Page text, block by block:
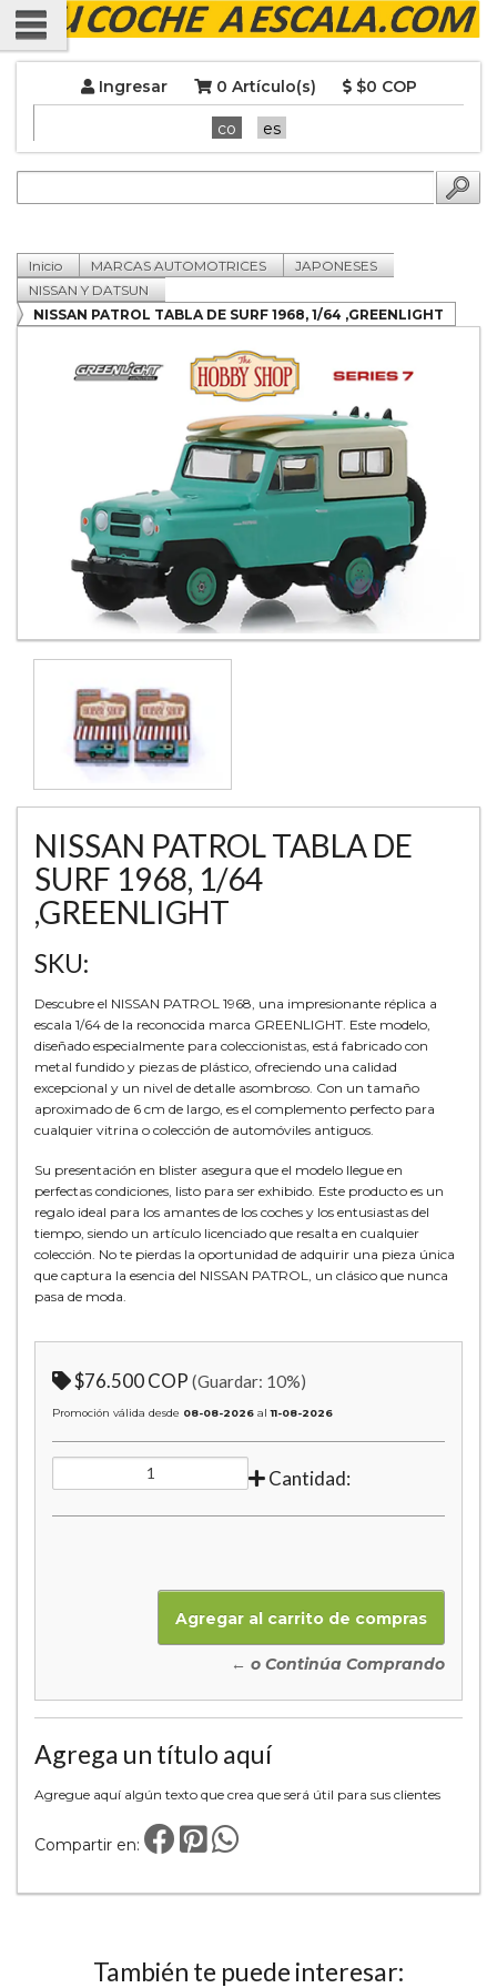
Ingresar 0 Artículo(s) $0 COP
co es
Inicio MARCAS AUTOMOTRICES
JAPONESES
NISSAN Y DATSUN
NISSAN PATROL TABLA DE SURF 1968, 1/64 ,GREENLIGHT
NISSAN PATROL TABLA DE
SURF 1968, 1/64
,GREENLIGHT
SKU:
Descubre el NISSAN PATROL 1968, una impresionante réplica a
escala 1/64 de la reconocida marca GREENLIGHT. Este modelo,
diseñado especialmente para coleccionistas, está fabricado con
metal fundido y piezas de plástico, ofreciendo una calidad
excepcional y un nivel de detalle asombroso. Con un tamaño
aproximado de 6 cm de largo, es el complemento perfecto para
cualquier vitrina o colección de automóviles antiguos.
Su presentación en blister asegura que el modelo llegue en
perfectas condiciones, listo para ser exhibido. Este producto es un
regalo ideal para los amantes de los coches y los entusiastas del
tiempo, siendo un artículo licenciado que resalta en cualquier
colección. No te pierdas la oportunidad de adquirir una pieza única
que captura la esencia del NISSAN PATROL, un clásico que nunca
pasa de moda.
$76.500 COP (Guardar: 10%)
Promoción válida desde 08-08-2026 al11-08-2026
Cantidad:
← o Continúa Comprando
Agrega un título aquí
Agregue aquí algún texto que crea que será útil para sus clientes
Compartir en:
También te puede interesar: